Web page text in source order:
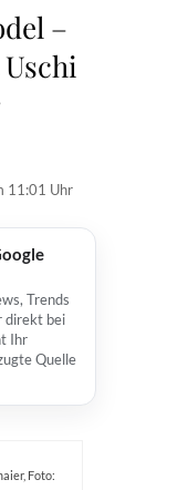
–
11:01 Uhr
Trends
direkt bei
Ihr
Quelle
Foto: